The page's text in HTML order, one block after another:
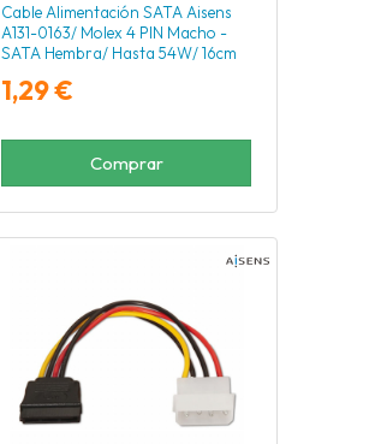
Cable Alimentación SATA Aisens
A131-0163/ Molex 4 PIN Macho -
SATA Hembra/ Hasta 54W/ 16cm
1,29 €
Comprar